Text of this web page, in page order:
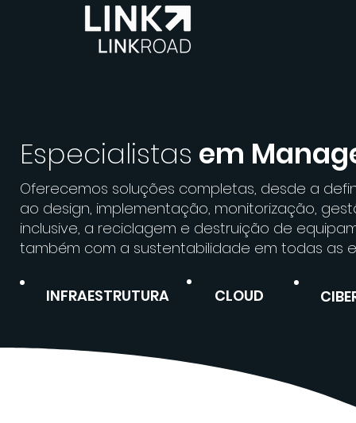
Especialistas em
Oferecemos soluções completas, desde a
ao design, implementação, monitorização,
inclusive, a reciclagem e destruição de
também com a sustentabilidade em todas as
CLOUD
INFRAESTRUTURA